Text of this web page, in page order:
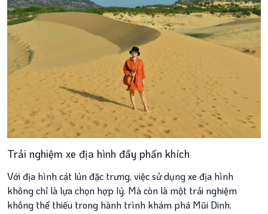
Trải nghiệm xe địa hình đầy phấn khích
Với địa hình cát lún đặc trưng, việc sử dụng xe địa hình
không chỉ là lựa chọn hợp lý. Mà còn là một trải nghiệm
không thể thiếu trong hành trình khám phá Mũi Dinh.